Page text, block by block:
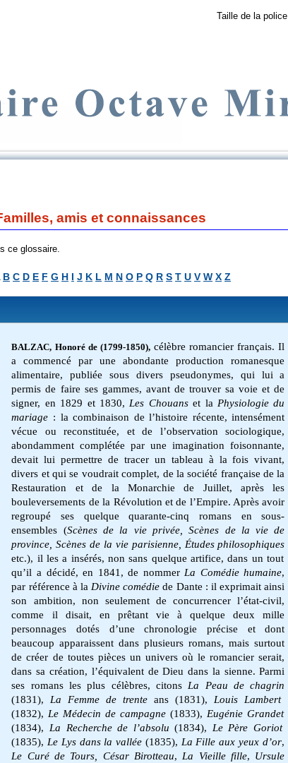
Taille de la police
amis et connaissances
ce glossaire.
B C D E F G H I J K L M N O P Q R S T U V W X Z
BALZAC, Honoré de (1799-1850), célèbre romancier français. Il
a commencé par une abondante production romanesque
alimentaire, publiée sous divers pseudonymes, qui lui a
permis de faire ses gammes, avant de trouver sa voie et de
signer, en 1829 et 1830, Les Chouanset la Physiologie du
mariage : la combinaison de l’histoire récente, intensément
vécue ou reconstituée, et de l’observation sociologique,
abondamment complétée par une imagination foisonnante,
devait lui permettre de tracer un tableau à la fois vivant,
divers et qui se voudrait complet, de la société française de la
Restauration et de la Monarchie de Juillet, après les
bouleversements de la Révolution et de l’Empire. Après avoir
regroupé ses quelque quarante-cinq romans en sous-
ensembles (Scènes de la vie privée, Scènes de la vie de
province, Scènes de la vie parisienne, Études philosophiques
etc.), il les a insérés, non sans quelque artifice, dans un tout
qu’il a décidé, en 1841, de nommer La Comédie humaine,
par référence à la Divine comédie de Dante : il exprimait ainsi
son ambition, non seulement de concurrencer l’état-civil,
comme il disait, en prêtant vie à quelque deux mille
personnages dotés d’une chronologie précise et dont
beaucoup apparaissent dans plusieurs romans, mais surtout
de créer de toutes pièces un univers où le romancier serait,
dans sa création, l’équivalent de Dieu dans la sienne. Parmi
ses romans les plus célèbres, citons La Peau de chagrin
(1831), La Femme de trenteans (1831), Louis Lambert
(1832), Le Médecin de campagne(1833), Eugénie Grandet
(1834), La Recherche de l’absolu (1834), Le Père Goriot
(1835), Le Lys dans la vallée (1835), La Fille aux yeux d’or,
Le Curé de Tours, César Birotteau, La Vieille fille, Ursule